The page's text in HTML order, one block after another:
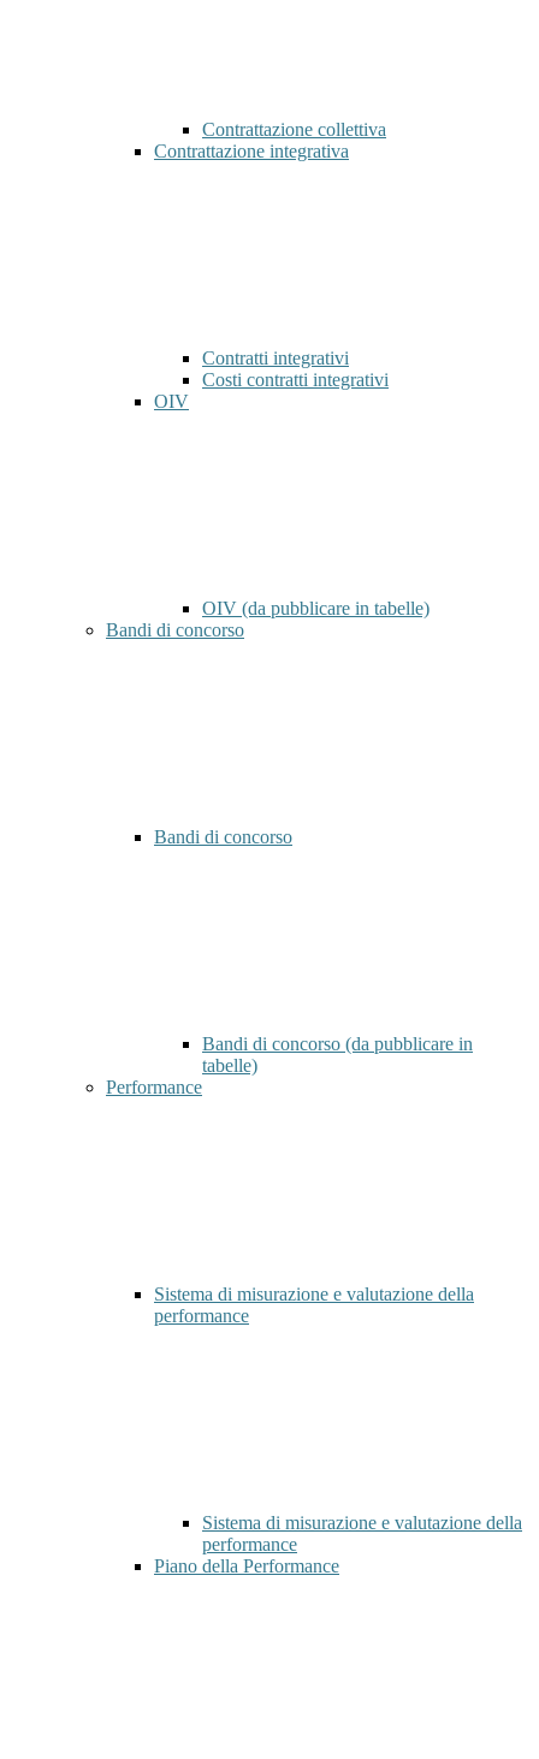
Contrattazione collettiva
Contrattazione integrativa
Contratti integrativi
Costi contratti integrativi
OIV
OIV (da pubblicare in tabelle)
Bandi di concorso
Bandi di concorso
Bandi di concorso (da pubblicare in
tabelle)
Performance
Sistema di misurazione e valutazione della
performance
Sistema di misurazione e valutazione della
performance
Piano della Performance